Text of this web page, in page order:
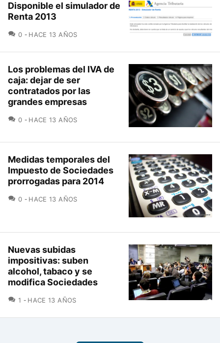
Disponible el simulador de
Renta 2013
0 COMENTARIOS
HACE 13 AÑOS
Los problemas del IVA de
caja: dejar de ser
contratados por las
grandes empresas
0 COMENTARIOS
HACE 13 AÑOS
Medidas temporales del
Impuesto de Sociedades
prorrogadas para 2014
0 COMENTARIOS
HACE 13 AÑOS
Nuevas subidas
impositivas: suben
alcohol, tabaco y se
modifica Sociedades
1 COMENTARIOS
HACE 13 AÑOS